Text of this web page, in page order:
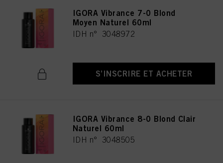
IGORA Vibrance 7-0 Blond
Moyen Naturel 60ml
IDH n° 3048972
S’INSCRIRE ET ACHETER
IGORA Vibrance 8-0 Blond Clair
Naturel 60ml
IDH n° 3048505